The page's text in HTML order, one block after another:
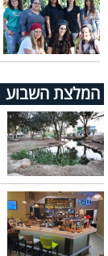
המלצת השבוע